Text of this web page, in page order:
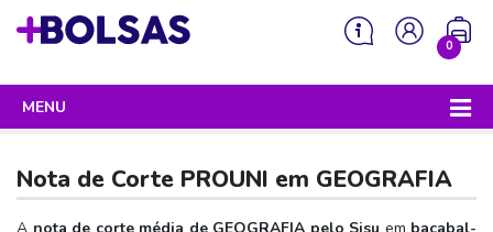
0
Sua mochila está vazia!
MENU
ENEM
Nota de Corte PROUNI em GEOGRAFIA